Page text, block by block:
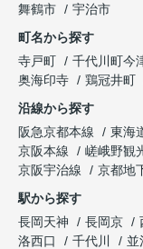
舞鶴市
宇治市
町名から探す
寺戸町
千代川町今
奥海印寺
鶏冠井町
沿線から探す
阪急京都本線
東海
京阪本線
嵯峨野観
京阪宇治線
京都地
駅から探す
長岡天神
長岡京
洛西口
千代川 並